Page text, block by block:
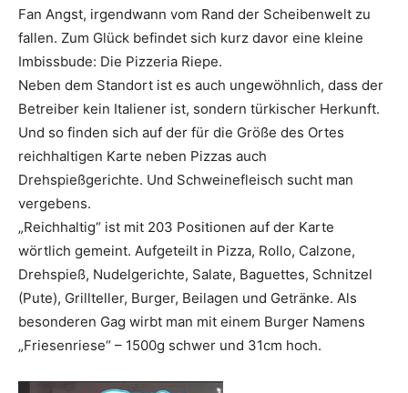
Fan Angst, irgendwann vom Rand der Scheibenwelt zu
fallen. Zum Glück befindet sich kurz davor eine kleine
Imbissbude: Die Pizzeria Riepe.
Neben dem Standort ist es auch ungewöhnlich, dass der
Betreiber kein Italiener ist, sondern türkischer Herkunft.
Und so finden sich auf der für die Größe des Ortes
reichhaltigen Karte neben Pizzas auch
Drehspießgerichte. Und Schweinefleisch sucht man
vergebens.
„Reichhaltig“ ist mit 203 Positionen auf der Karte
wörtlich gemeint. Aufgeteilt in Pizza, Rollo, Calzone,
Drehspieß, Nudelgerichte, Salate, Baguettes, Schnitzel
(Pute), Grillteller, Burger, Beilagen und Getränke. Als
besonderen Gag wirbt man mit einem Burger Namens
„Friesenriese“ – 1500g schwer und 31cm hoch.